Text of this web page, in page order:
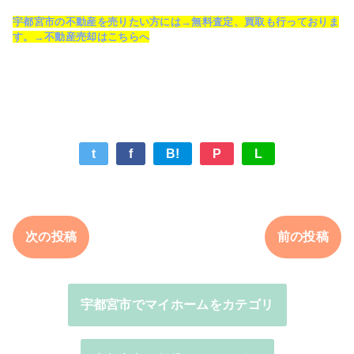
宇都宮市の不動産を売りたい方には→無料査定、買取も行っておりま
す。→不動産売却はこちらへ
t f B! P L
次の投稿 前の投稿
宇都宮市でマイホームをカテゴリ